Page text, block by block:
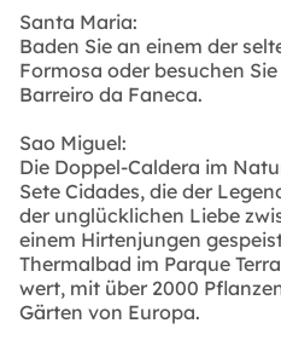
Santa Maria:
Baden Sie an einem der
Formosa oder besuchen
Barreiro da Faneca.
Sao Miguel:
Die Doppel-Caldera im
Sete Cidades, die der
der unglücklichen Liebe
einem Hirtenjungen
Thermalbad im Parque
wert, mit über 2000
Gärten von Europa.